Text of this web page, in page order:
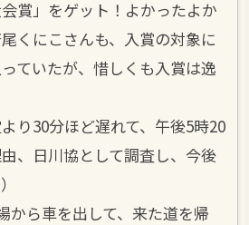
賞」をゲット！よかったよか
くにこさんも、入賞の対象に
ていたが、惜しくも入賞は逸
り30分ほど遅れて、午後5時20
、日川協として調査し、今後
から車を出して、来た道を帰